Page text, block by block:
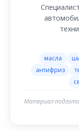
масла
антифриз
Материал